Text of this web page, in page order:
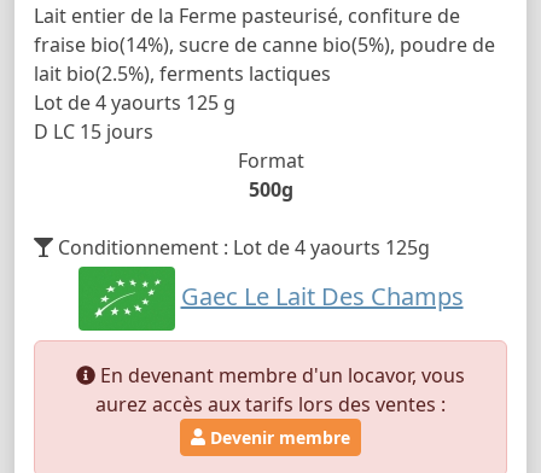
Lait entier de la Ferme pasteurisé, confiture de
fraise bio(14%), sucre de canne bio(5%), poudre de
lait bio(2.5%), ferments lactiques
Lot de 4 yaourts 125 g
D LC 15 jours
Format
500g
Conditionnement : Lot de 4 yaourts 125g
Gaec Le Lait Des Champs
En devenant membre d'un locavor, vous
aurez accès aux tarifs lors des ventes :
Devenir membre